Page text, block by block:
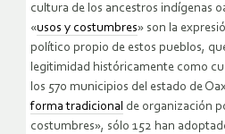
cultura de los ancestros indígenas
«usos y costumbres» son la
político propio de estos pueblos,
legitimidad históricamente como
los 570 municipios del estado de
forma tradicional de organización
costumbres», sólo 152 han